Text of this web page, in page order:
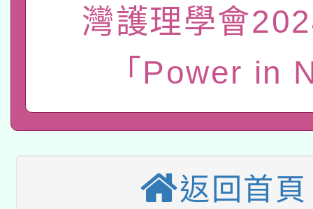
薪期間赴陸應申請許可
轉知經濟部水利署委託
業技術研究院辦理「
用水績優單位及節水達
動」
桃園市孔廟祈福系列
開 智慧啟航」
2026年桃園地景藝術
本校115學年度第2次
招甄選結果公告(無人
適應運動共學行動站研
本館辦理115年度閱讀
灣護理學會
「Power in
返回首頁